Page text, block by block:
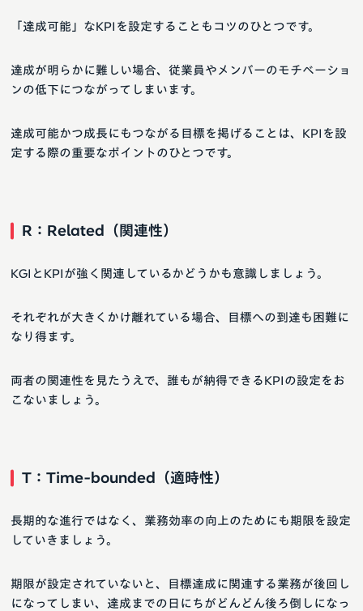
「達成可能」なKPIを設定することもコツのひとつです。
達成が明らかに難しい場合、従業員やメンバーのモチベーショ
ンの低下につながってしまいます。
達成可能かつ成長にもつながる目標を掲げることは、KPIを設
定する際の重要なポイントのひとつです。
R：Related（関連性）
KGIとKPIが強く関連しているかどうかも意識しましょう。
それぞれが大きくかけ離れている場合、目標への到達も困難に
なり得ます。
両者の関連性を見たうえで、誰もが納得できるKPIの設定をお
こないましょう。
T：Time-bounded（適時性）
長期的な進行ではなく、業務効率の向上のためにも期限を設定
していきましょう。
期限が設定されていないと、目標達成に関連する業務が後回し
になってしまい、達成までの日にちがどんどん後ろ倒しになっ